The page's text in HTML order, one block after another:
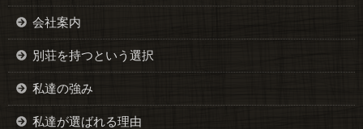
会社案内
別荘を持つという選択
私達の強み
私達が選ばれる理由